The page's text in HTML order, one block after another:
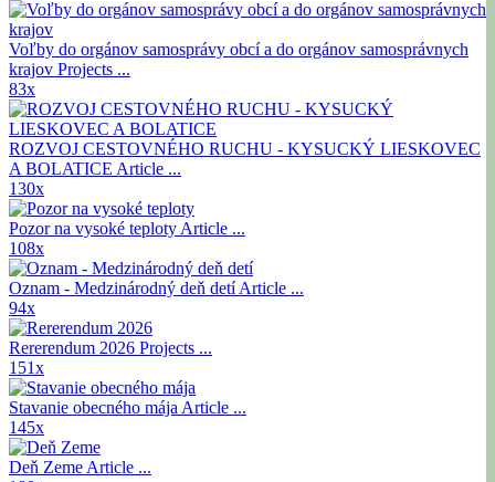
Voľby do orgánov samosprávy obcí a do orgánov samosprávnych
krajov Projects ...
83x
ROZVOJ CESTOVNÉHO RUCHU - KYSUCKÝ LIESKOVEC
A BOLATICE Article ...
130x
Pozor na vysoké teploty Article ...
108x
Oznam - Medzinárodný deň detíArticle ...
94x
Rererendum 2026 Projects ...
151x
Stavanie obecného mája Article ...
145x
Deň Zeme Article ...